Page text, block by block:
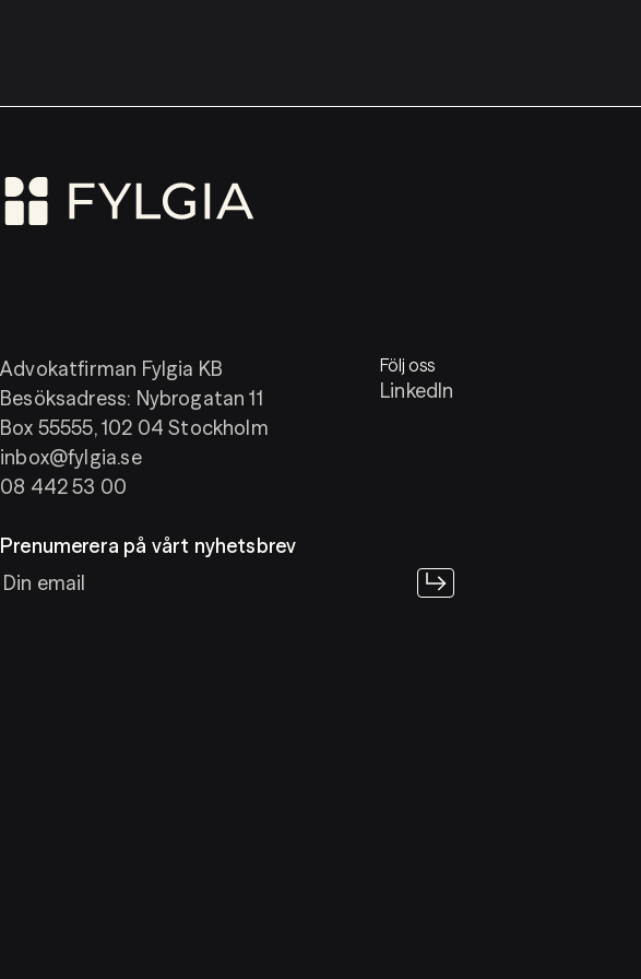
Advokatfirman Fylgia KB
Besöksadress: Nybrogatan 11
Box 55555, 102 04 Stockholm
inbox@fylgia.se
08 442 53 00
Följ oss
LinkedIn
Prenumerera på vårt nyhetsbrev